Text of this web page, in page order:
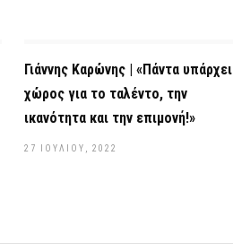
Γιάννης Καρώνης | «Πάντα υπάρχει
χώρος για το ταλέντο, την
ικανότητα και την επιμονή!»
27 ΙΟΥΛΊΟΥ, 2022